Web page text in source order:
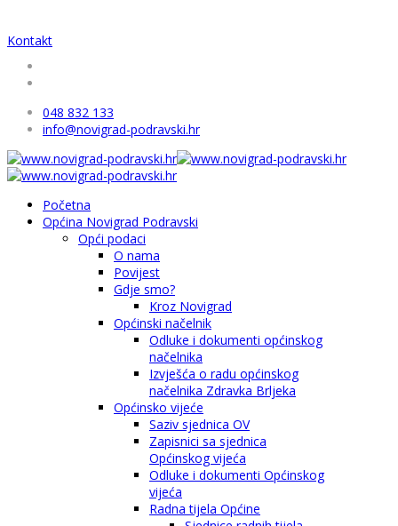
Kontakt
048 832 133
info@novigrad-podravski.hr
Početna
Općina Novigrad Podravski
Opći podaci
O nama
Povijest
Gdje smo?
Kroz Novigrad
Općinski načelnik
Odluke i dokumenti općinskog
načelnika
Izvješća o radu općinskog
načelnika Zdravka Brljeka
Općinsko vijeće
Saziv sjednica OV
Zapisnici sa sjednica
Općinskog vijeća
Odluke i dokumenti Općinskog
vijeća
Radna tijela Općine